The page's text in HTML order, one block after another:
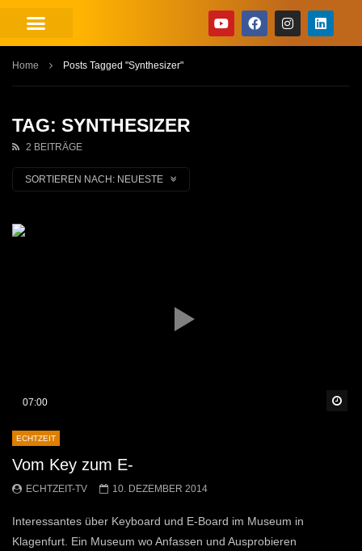
Home Posts Tagged "Synthesizer"
TAG: SYNTHESIZER
2 BEITRÄGE
SORTIEREN NACH: NEUESTE
07:00
ECHTZEIT
Vom Key zum E-
ECHTZEIT-TV 10. DEZEMBER 2014
Interessantes über Keyboard und E-Board im Museum in
Klagenfurt. Ein Museum wo Anfassen und Ausprobieren